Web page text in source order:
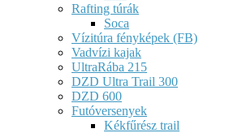
Rafting túrák
Soca
Vízitúra fényképek (FB)
Vadvízi kajak
UltraRába 215
DZD Ultra Trail 300
DZD 600
Futóversenyek
Kékfűrész trail